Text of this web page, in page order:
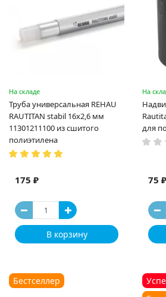
На складе
Труба универсальная REHAU
RAUTITAN stabil 16х2,6 мм
11301211100 из сшитого
полиэтилена
175 ₽
В корзину
На
для
75 ₽
Бестселлер